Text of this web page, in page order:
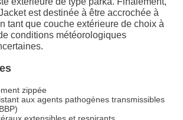
est destinée à être accrochée à
tant que couche extérieure de choix à
conditions météorologiques
zippée
aux agents pathogènes transmissibles